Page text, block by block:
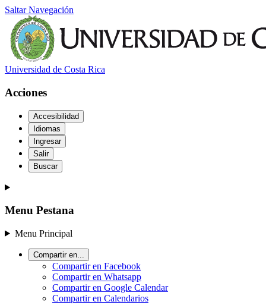
Saltar Navegación
Universidad de Costa Rica
Acciones
Accesibilidad
Idiomas
Ingresar
Salir
Buscar
Menu Pestana
Menu Principal
Compartir en...
Compartir en Facebook
Compartir en Whatsapp
Compartir en Google Calendar
Compartir en Calendarios